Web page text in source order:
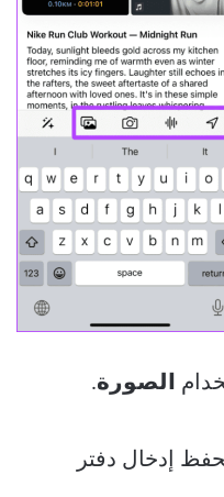
الصورة.
إدخال دفتر